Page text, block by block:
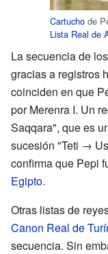
Cartucho de
Lista Real de
La secuencia de
gracias a registros
coinciden en que
por Merenra I. Un
Saqqara", que es
sucesión "Teti →
confirma que Pepi
Egipto.
Otras listas de
Canon Real de
secuencia. Sin